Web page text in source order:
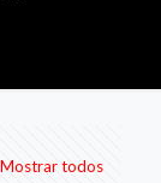
Mostrar todos